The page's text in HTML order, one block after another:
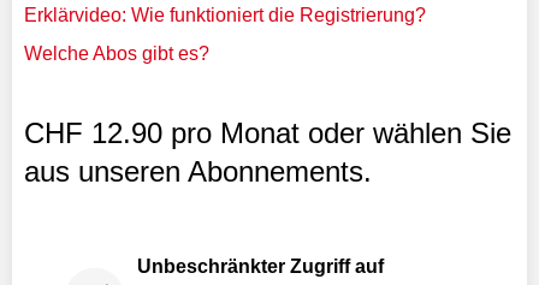
Erklärvideo: Wie funktioniert die Registrierung?
Welche Abos gibt es?
CHF 12.90 pro Monat oder wählen Sie
aus unseren Abonnements.
Unbeschränkter Zugriff auf